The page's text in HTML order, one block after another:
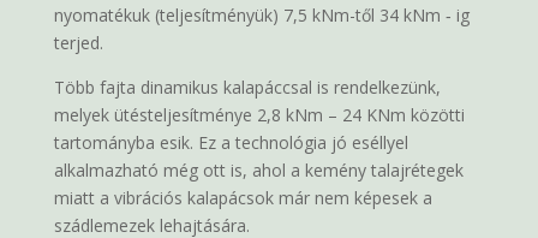
nyomatékuk (teljesítményük) 7,5 kNm-től 34 kNm ‑ ig
terjed.
Több fajta dinamikus kalapáccsal is rendelkezünk,
melyek ütésteljesítménye 2,8 kNm – 24 KNm közötti
tartományba esik. Ez a technológia jó eséllyel
alkalmazható még ott is, ahol a kemény talajrétegek
miatt a vibrációs kalapácsok már nem képesek a
szádlemezek lehajtására.